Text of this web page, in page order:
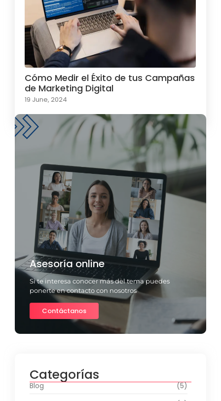
Cómo Medir el Éxito de tus Campañas
de Marketing Digital
19 June, 2024
Asesoría online
Si te interesa conocer más del tema puedes
ponerte en contacto con nosotros
Contáctanos
Categorías
Blog
(5)